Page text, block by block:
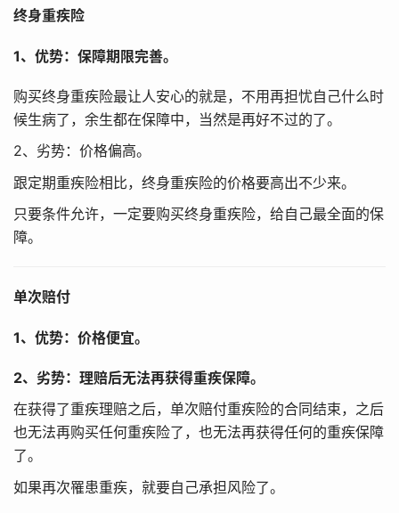
终身重疾险
1、优势：保障期限完善。
购买终身重疾险最让人安心的就是，不用再担忧自己什么时
候生病了，余生都在保障中，当然是再好不过的了。
2、劣势：价格偏高。
跟定期重疾险相比，终身重疾险的价格要高出不少来。
只要条件允许，一定要购买终身重疾险，给自己最全面的保
障。
单次赔付
1、优势：价格便宜。
2、劣势：理赔后无法再获得重疾保障。
在获得了重疾理赔之后，单次赔付重疾险的合同结束，之后
也无法再购买任何重疾险了，也无法再获得任何的重疾保障
了。
如果再次罹患重疾，就要自己承担风险了。